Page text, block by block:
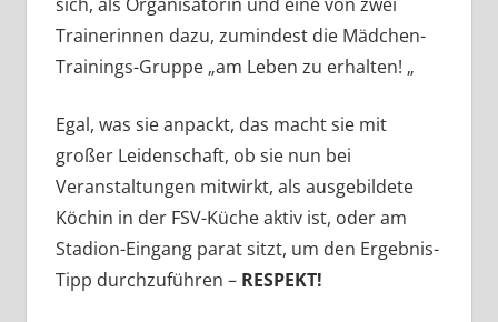
Trainerinnen dazu, zumindest die Mädchen-
Trainings-Gruppe „am Leben zu erhalten! „
Egal, was sie anpackt, das macht sie mit
großer Leidenschaft, ob sie nun bei
Veranstaltungen mitwirkt, als ausgebildete
Köchin in der FSV-Küche aktiv ist, oder am
Stadion-Eingang parat sitzt, um den Ergebnis-
Tipp durchzuführen – RESPEKT!